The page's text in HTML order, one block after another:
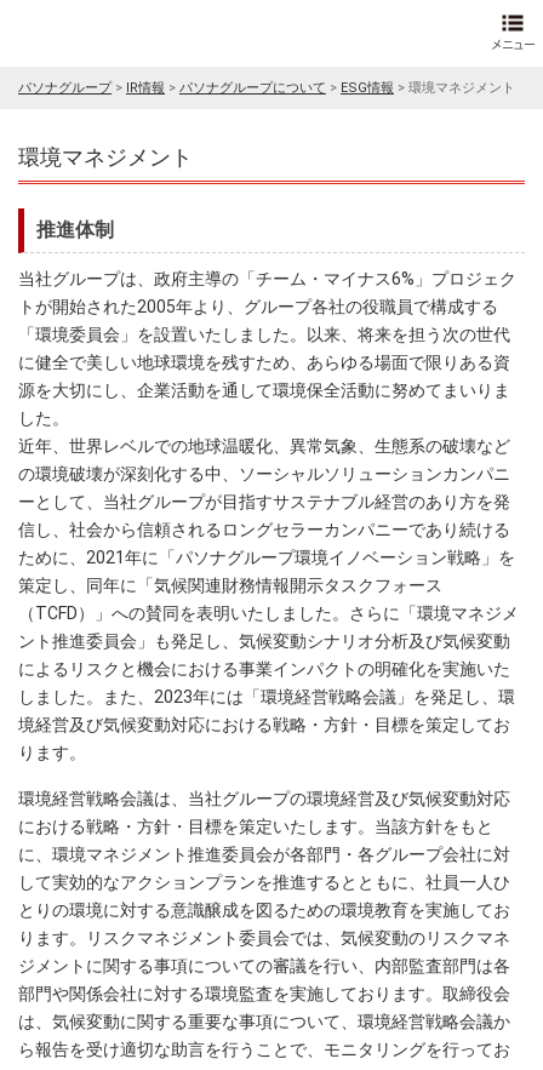
パソナグループ> IR情報 > パソナグループについて > ESG情報 > 環境マネジメント
環境マネジメント
推進体制
当社グループは、政府主導の「チーム・マイナス6%」プロジェク
トが開始された2005年より、グループ各社の役職員で構成する
「環境委員会」を設置いたしました。以来、将来を担う次の世代
に健全で美しい地球環境を残すため、あらゆる場面で限りある資
源を大切にし、企業活動を通して環境保全活動に努めてまいりま
した。
近年、世界レベルでの地球温暖化、異常気象、生態系の破壊など
の環境破壊が深刻化する中、ソーシャルソリューションカンパニ
ーとして、当社グループが目指すサステナブル経営のあり方を発
信し、社会から信頼されるロングセラーカンパニーであり続ける
ために、2021年に「パソナグループ環境イノベーション戦略」を
策定し、同年に「気候関連財務情報開示タスクフォース
（TCFD）」への賛同を表明いたしました。さらに「環境マネジメ
ント推進委員会」も発足し、気候変動シナリオ分析及び気候変動
によるリスクと機会における事業インパクトの明確化を実施いた
しました。また、2023年には「環境経営戦略会議」を発足し、環
境経営及び気候変動対応における戦略・方針・目標を策定してお
ります。
環境経営戦略会議は、当社グループの環境経営及び気候変動対応
における戦略・方針・目標を策定いたします。当該方針をもと
に、環境マネジメント推進委員会が各部門・各グループ会社に対
して実効的なアクションプランを推進するとともに、社員一人ひ
とりの環境に対する意識醸成を図るための環境教育を実施してお
ります。リスクマネジメント委員会では、気候変動のリスクマネ
ジメントに関する事項についての審議を行い、内部監査部門は各
部門や関係会社に対する環境監査を実施しております。取締役会
は、気候変動に関する重要な事項について、環境経営戦略会議か
ら報告を受け適切な助言を行うことで、モニタリングを行ってお